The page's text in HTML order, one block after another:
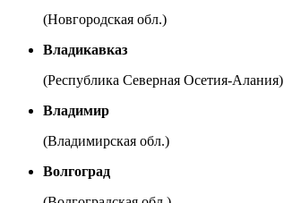
(Новгородская обл.)
Владикавказ
(Республика Северная Осетия-Алания)
Владимир
(Владимирская обл.)
Волгоград